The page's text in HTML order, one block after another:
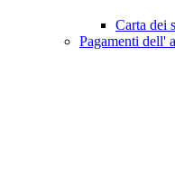
Carta dei
Pagamenti dell'